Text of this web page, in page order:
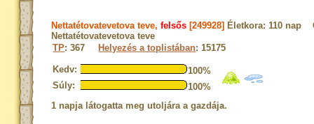
Nettatétovatevetova teve,felsős [249928] Életkora: 110 nap
Nettatétovatevetova teve
TP: 367 Helyezés a toplistában: 15175
Kedv:
100%
Súly:
100%
1 napja látogatta meg utoljára a gazdája.